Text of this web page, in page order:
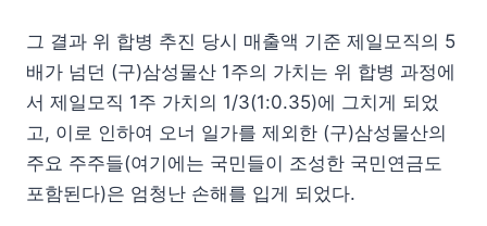
그 결과 위 합병 추진 당시 매출액 기준 제일모직의 5
배가 넘던 (구)삼성물산 1주의 가치는 위 합병 과정에
서 제일모직 1주 가치의 1/3(1:0.35)에 그치게 되었
고, 이로 인하여 오너 일가를 제외한 (구)삼성물산의
주요 주주들(여기에는 국민들이 조성한 국민연금도
포함된다)은 엄청난 손해를 입게 되었다.